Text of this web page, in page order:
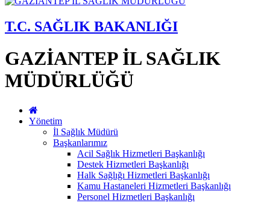
T.C. SAĞLIK BAKANLIĞI
GAZİANTEP İL SAĞLIK
MÜDÜRLÜĞÜ
Yönetim
İl Sağlık Müdürü
Başkanlarımız
Acil Sağlık Hizmetleri Başkanlığı
Destek Hizmetleri Başkanlığı
Halk Sağlığı Hizmetleri Başkanlığı
Kamu Hastaneleri Hizmetleri Başkanlığı
Personel Hizmetleri Başkanlığı